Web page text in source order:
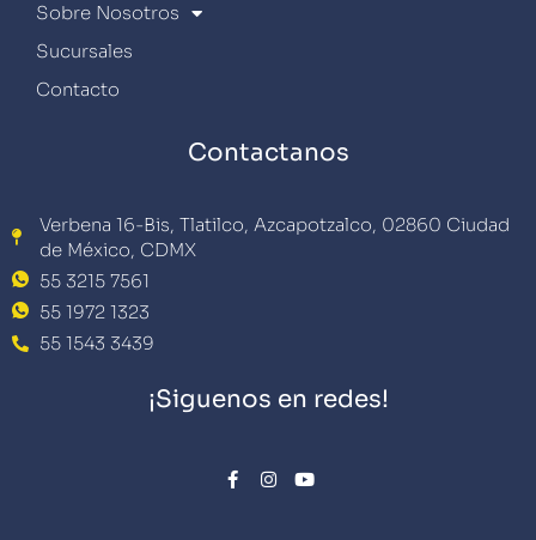
Sobre Nosotros
Sucursales
Contacto
Contactanos
Verbena 16-Bis, Tlatilco, Azcapotzalco, 02860 Ciudad
de México, CDMX
55 3215 7561
55 1972 1323
55 1543 3439
¡Siguenos en redes!
F
a
I
n
Y
o